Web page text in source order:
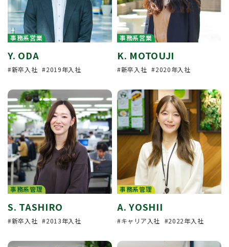
事務系営業
Y. ODA
新卒入社 2019年入社
事務系営業
K. MOTOUJI
新卒入社 2020年入社
事務系管理
S. TASHIRO
新卒入社 2013年入社
事務系管理
A. YOSHII
キャリア入社 2022年入社